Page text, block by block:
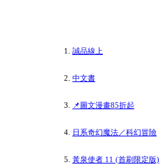
誠品線上
中文書
📌圖文漫畫85折起
日系奇幻魔法／科幻冒險
黃泉使者 11 (首刷限定版)